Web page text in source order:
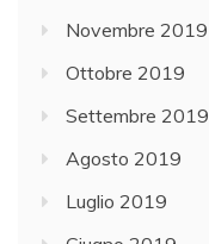
Novembre 2019
Ottobre 2019
Settembre 2019
Agosto 2019
Luglio 2019